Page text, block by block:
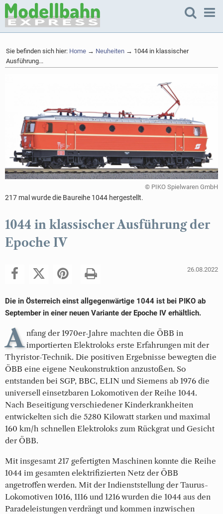
Sie befinden sich hier: Home → Neuheiten → 1044 in klassischer
Ausführung...
© PIKO Spielwaren GmbH
217 mal wurde die Baureihe 1044 hergestellt.
1044 in klassischer Ausführung der
Epoche IV
26.08.2022
Die in Österreich einst allgegenwärtige 1044 ist bei PIKO ab
September in einer neuen Variante der Epoche IV erhältlich.
A nfang der 1970er-Jahre machten die ÖBB in
importierten Elektroloks erste Erfahrungen mit der
Thyristor-Technik. Die positiven Ergebnisse bewegten die
ÖBB eine eigene Neukonstruktion anzustoßen. So
entstanden bei SGP, BBC, ELIN und Siemens ab 1976 die
universell einsetzbaren Lokomotiven der Reihe 1044.
Nach Beseitigung verschiedener Kinderkrankheiten
entwickelten sich die 5280 Kilowatt starken und maximal
160 km/h schnellen Elektroloks zum Rückgrat und Gesicht
der ÖBB.
Mit insgesamt 217 gefertigten Maschinen konnte die Reihe
1044 im gesamten elektrifizierten Netz der ÖBB
angetroffen werden. Mit der Indienststellung der Taurus-
Lokomotiven 1016, 1116 und 1216 wurden die 1044 aus den
Paradeleistungen verdrängt und kommen inzwischen